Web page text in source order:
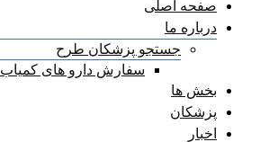
صفحه اصلی
درباره ما
جستجو پزشکان طرح
سفارش دارو های کمیاب
بخش ها
پزشکان
اخبار